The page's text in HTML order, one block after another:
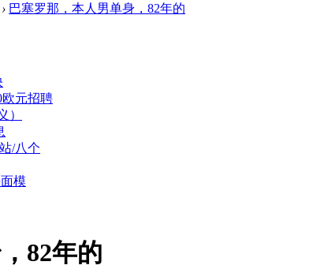
› 巴塞罗那，本人男单身，82年的
欧元招聘
）
/八个
模
82年的